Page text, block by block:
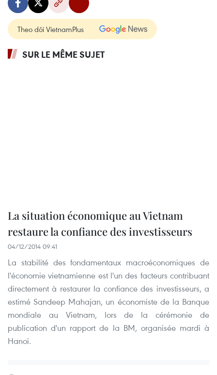
Theo dõi VietnamPlus
SUR LE MÊME SUJET
La situation économique au Vietnam
restaure la confiance des investisseurs
04/12/2014 09:41
La stabilité des fondamentaux macroéconomiques de
l'économie vietnamienne est l'un des facteurs contribuant
directement à restaurer la confiance des investisseurs, a
estimé Sandeep Mahajan, un économiste de la Banque
mondiale au Vietnam, lors de la cérémonie de
publication d'un rapport de la BM, organisée mardi à
Hanoi.